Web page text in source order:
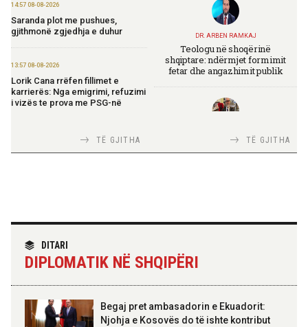
14:57 08-08-2026
Saranda plot me pushues,
gjithmonë zgjedhja e duhur
13:57 08-08-2026
Lorik Cana rrëfen fillimet e
karrierës: Nga emigrimi, refuzimi
i vizës te prova me PSG-në
Vijojnë punimet për Muzeun
lartë për zjarre në tetë qarqe
seminari i leximit mbi librin e Xi
Jinpingut për qeverisjen e Kinës
TË GJITHA
DR. ARBEN RAMKAJ
Teologu në shoqërinë
shqiptare: ndërmjet formimit
fetar dhe angazhimit publik
TIRANA DIPLOMAT
TIRANA DIPLOMAT
Skënderbeut dhe Ismail
TË GJITHA
DITARI
DIPLOMATIK NË SHQIPËRI
Begaj pret ambasadorin e Ekuadorit:
Njohja e Kosovës do të ishte kontribut